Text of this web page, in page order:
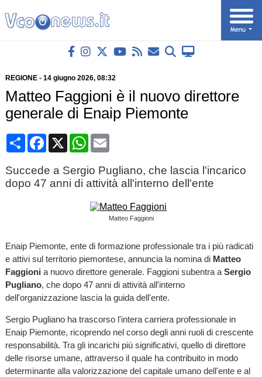
REGIONE- 14 giugno 2026, 08:32
Matteo Faggioni è il nuovo direttore
generale di Enaip Piemonte
CondividiFacebook
X WhatsApp
Email
Succede a Sergio Pugliano, che lascia l'incarico
dopo 47 anni di attività all'interno dell'ente
Matteo Faggioni
Enaip Piemonte, ente di formazione professionale tra i più radicati
e attivi sul territorio piemontese, annuncia la nomina di Matteo
Faggioni a nuovo direttore generale. Faggioni subentra a Sergio
Pugliano, che dopo 47 anni di attività all'interno
dell'organizzazione lascia la guida dell'ente.
Sergio Pugliano ha trascorso l'intera carriera professionale in
Enaip Piemonte, ricoprendo nel corso degli anni ruoli di crescente
responsabilità. Tra gli incarichi più significativi, quello di direttore
delle risorse umane, attraverso il quale ha contribuito in modo
determinante alla valorizzazione del capitale umano dell'ente e al